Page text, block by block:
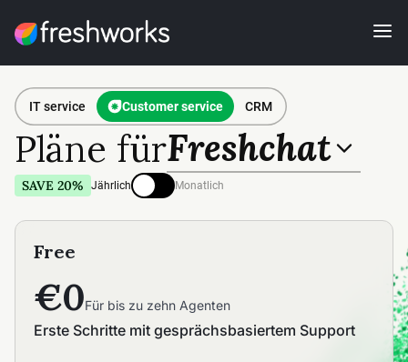
IT service Customer service CRM
Pläne fürFreshchat
SAVE 20% Jährlich Monatlich
€0Für bis zu zehn Agenten
Erste Schritte mit gesprächsbasiertem Support
Free